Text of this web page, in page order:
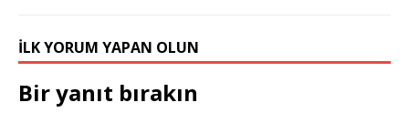
İLK YORUM YAPAN OLUN
Bir yanıt bırakın